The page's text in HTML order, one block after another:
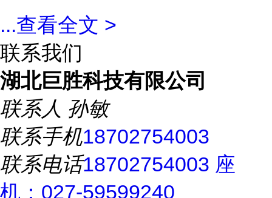
...查看全文 >
联系我们
湖北巨胜科技有限公司
联系人 孙敏
联系手机18702754003
联系电话18702754003 座
机：027-59599240